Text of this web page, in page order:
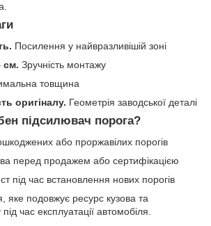
Посилення у найвразливішій зоні
см. Зручність монтажу
товщина
оригіналу. Геометрія заводської деталі
підсилювач порога?
або проржавілих порогів
перед продажем або сертифікацією
під час встановлення нових порогів
яке подовжує ресурс кузова та
час експлуатації автомобіля.